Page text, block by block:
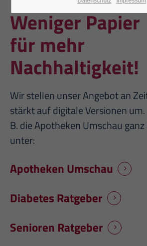
Weniger Papier
für mehr
Nachhaltigkeit!
Wir stellen unser Angebot an
stärkt auf digitale Versionen um.
B. die Apotheken Umschau
unter:
Apotheken Umschau
Diabetes Ratgeber
Senioren Ratgeber